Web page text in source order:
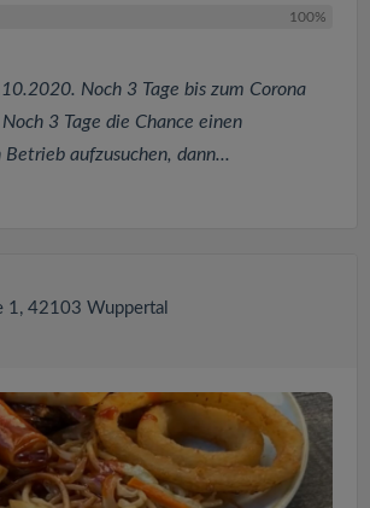
100%
Noch 3 Tage bis zum Corona
3 Tage die Chance einen
aufzusuchen, dann...
1, 42103 Wuppertal